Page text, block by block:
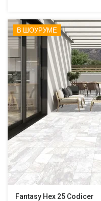
В ШОУРУМЕ
Fantasy Hex 25 Codicer